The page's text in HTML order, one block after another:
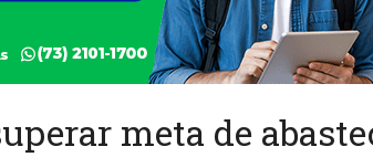
meta de